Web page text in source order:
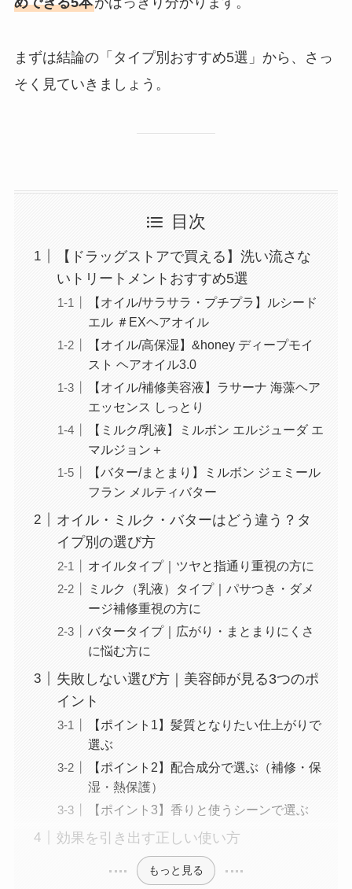
まずは結論の「タイプ別おすすめ5選」から、さっ
そく見ていきましょう。
目次
【ドラッグストアで買える】洗い流さな
いトリートメントおすすめ5選
【オイル/サラサラ・プチプラ】ルシード
エル ＃EXヘアオイル
【オイル/高保湿】&honey ディープモイ
スト ヘアオイル3.0
【オイル/補修美容液】ラサーナ 海藻ヘア
エッセンス しっとり
【ミルク/乳液】ミルボン エルジューダ エ
マルジョン＋
【バター/まとまり】ミルボン ジェミール
フラン メルティバター
オイル・ミルク・バターはどう違う？タ
イプ別の選び方
オイルタイプ｜ツヤと指通り重視の方に
ミルク（乳液）タイプ｜パサつき・ダメ
ージ補修重視の方に
バタータイプ｜広がり・まとまりにくさ
に悩む方に
失敗しない選び方｜美容師が見る3つのポ
イント
【ポイント1】髪質となりたい仕上がりで
選ぶ
【ポイント2】配合成分で選ぶ（補修・保
湿・熱保護）
【ポイント3】香りと使うシーンで選ぶ
効果を引き出す正しい使い方
もっと見る